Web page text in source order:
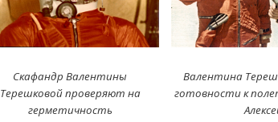
Скафандр Валентины
Терешковой проверяют на
герметичность
Валентина
готовности к